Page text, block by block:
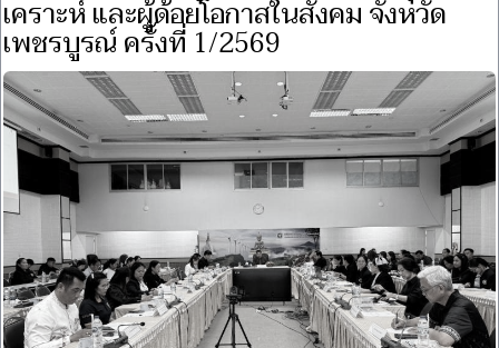
เคราะห์ และผู้ด้อยโอกาสในสังคม จังหวัด
เพชรบูรณ์ ครั้งที่ 1/2569